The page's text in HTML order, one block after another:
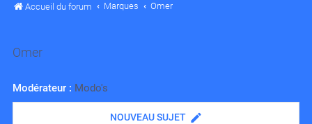
Accueil du forum Marques Omer
Omer
Modérateur : Modo's
NOUVEAU SUJET